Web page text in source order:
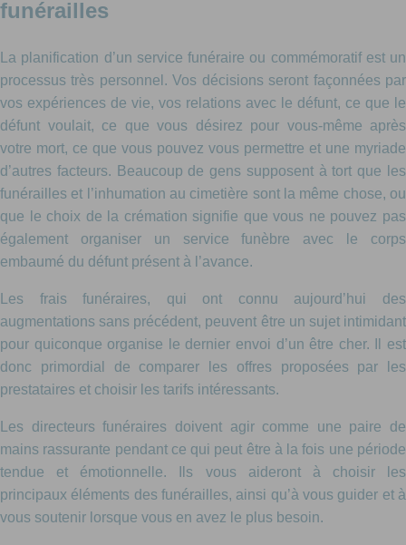
funérailles
La planification d’un service funéraire ou commémoratif est un
processus très personnel. Vos décisions seront façonnées par
vos expériences de vie, vos relations avec le défunt, ce que le
défunt voulait, ce que vous désirez pour vous-même après
votre mort, ce que vous pouvez vous permettre et une myriade
d’autres facteurs. Beaucoup de gens supposent à tort que les
funérailles et l’inhumation au cimetière sont la même chose, ou
que le choix de la crémation signifie que vous ne pouvez pas
également organiser un service funèbre avec le corps
embaumé du défunt présent à l’avance.
Les frais funéraires, qui ont connu aujourd’hui des
augmentations sans précédent, peuvent être un sujet intimidant
pour quiconque organise le dernier envoi d’un être cher. Il est
donc primordial de comparer les offres proposées par les
prestataires et choisir les tarifs intéressants.
Les directeurs funéraires doivent agir comme une paire de
mains rassurante pendant ce qui peut être à la fois une période
tendue et émotionnelle. Ils vous aideront à choisir les
principaux éléments des funérailles, ainsi qu’à vous guider et à
vous soutenir lorsque vous en avez le plus besoin.